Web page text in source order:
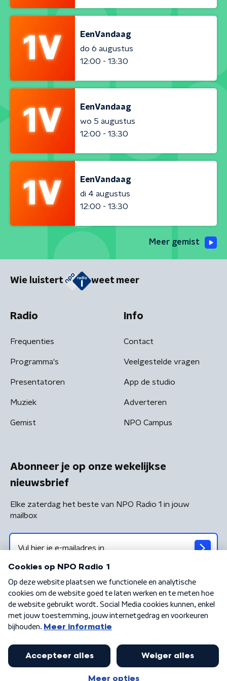
EenVandaag
do 6 augustus
12:00 - 13:30
EenVandaag
wo 5 augustus
12:00 - 13:30
EenVandaag
di 4 augustus
12:00 - 13:30
Meer gemist
Wie luistert weet meer
Radio
Frequenties
Programma's
Presentatoren
Muziek
Gemist
Info
Contact
Veelgestelde vragen
App de studio
Adverteren
NPO Campus
Abonneer je op onze wekelijkse
nieuwsbrief
Elke zaterdag het beste van NPO Radio 1 in jouw
mailbox
Algemene voorwaarden